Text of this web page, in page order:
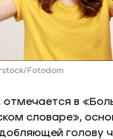
Fotodom
отмечается в
словаре»,
голову